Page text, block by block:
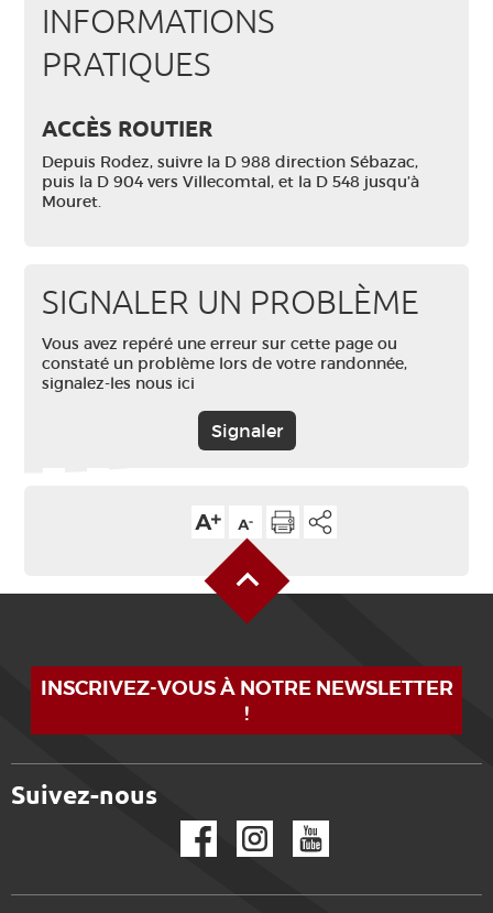
INFORMATIONS
PRATIQUES
ACCÈS ROUTIER
Depuis Rodez, suivre la D 988 direction Sébazac,
puis la D 904 vers Villecomtal, et la D 548 jusqu’à
Mouret.
SIGNALER UN PROBLÈME
Vous avez repéré une erreur sur cette page ou
constaté un problème lors de votre randonnée,
signalez-les nous ici
Signaler
INSCRIVEZ-VOUS À NOTRE NEWSLETTER
!
Suivez-nous